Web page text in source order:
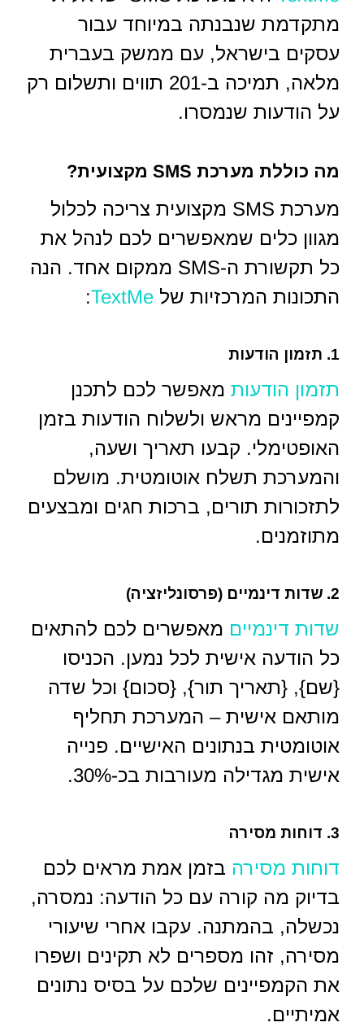
מתקדמת שנבנתה במיוחד עבור
עסקים בישראל, עם ממשק בעברית
מלאה, תמיכה ב-201 תווים ותשלום רק
על הודעות שנמסרו.
מה כוללת מערכת SMS מקצועית?
מערכת SMS מקצועית צריכה לכלול
מגוון כלים שמאפשרים לכם לנהל את
כל תקשורת ה-SMS ממקום אחד. הנה
התכונות המרכזיות של TextMe
:
1. תזמון הודעות
תזמון הודעות מאפשר לכם לתכנן
קמפיינים מראש ולשלוח הודעות בזמן
האופטימלי. קבעו תאריך ושעה,
והמערכת תשלח אוטומטית. מושלם
לתזכורות תורים, ברכות חגים ומבצעים
מתוזמנים.
2. שדות דינמיים (פרסונליזציה)
שדות דינמיים מאפשרים לכם להתאים
כל הודעה אישית לכל נמען. הכניסו
{שם}, {תאריך תור}, {סכום} וכל שדה
מותאם אישית – המערכת תחליף
אוטומטית בנתונים האישיים. פנייה
אישית מגדילה מעורבות בכ-30%.
3. דוחות מסירה
דוחות מסירה בזמן אמת מראים לכם
בדיוק מה קורה עם כל הודעה: נמסרה,
נכשלה, בהמתנה. עקבו אחרי שיעורי
מסירה, זהו מספרים לא תקינים ושפרו
את הקמפיינים שלכם על בסיס נתונים
אמיתיים.